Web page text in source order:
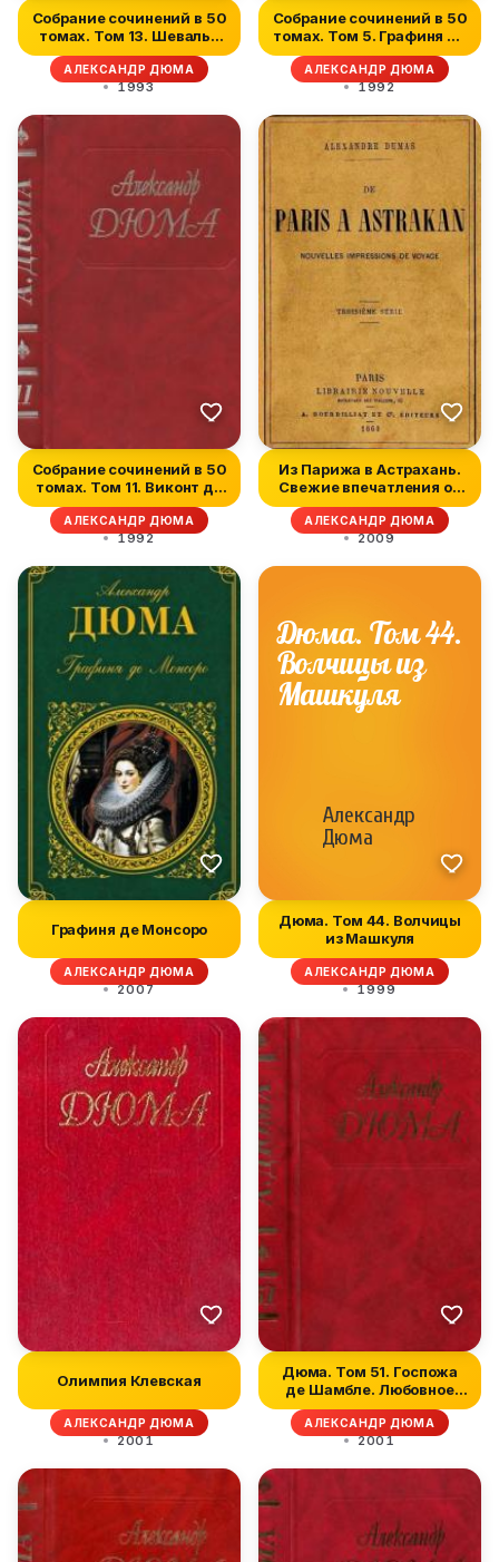
Собрание сочинений в 50
томах. Том 13. Шевалье
д'А...
АЛЕКСАНДР ДЮМА
1993
Собрание сочинений в 50
томах. Том 5. Графиня де
М...
АЛЕКСАНДР ДЮМА
1992
Собрание сочинений в 50
томах. Том 11. Виконт де
Б...
АЛЕКСАНДР ДЮМА
1992
Из Парижа в Астрахань.
Свежие впечатления от
путеш...
АЛЕКСАНДР ДЮМА
2009
Графиня де Монсоро
АЛЕКСАНДР ДЮМА
2007
Дюма. Том 44. Волчицы
из Машкуля
АЛЕКСАНДР ДЮМА
1999
Олимпия Клевская
АЛЕКСАНДР ДЮМА
2001
Дюма. Том 51. Госпожа
де Шамбле. Любовное
приключе...
АЛЕКСАНДР ДЮМА
2001